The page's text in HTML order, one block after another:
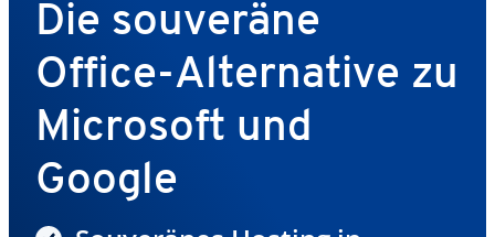
Die souveräne
Office-Alternative zu
Microsoft und
Google